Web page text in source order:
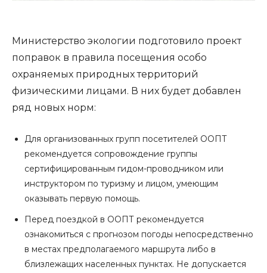
Министерство экологии подготовило проект
поправок в правила посещения особо
охраняемых природных территорий
физическими лицами. В них будет добавлен
ряд новых норм:
Для организованных групп посетителей ООПТ
рекомендуется сопровождение группы
сертифицированным гидом-проводником или
инструктором по туризму и лицом, умеющим
оказывать первую помощь.
Перед поездкой в ООПТ рекомендуется
ознакомиться с прогнозом погоды непосредственно
в местах предполагаемого маршрута либо в
близлежащих населенных пунктах. Не допускается